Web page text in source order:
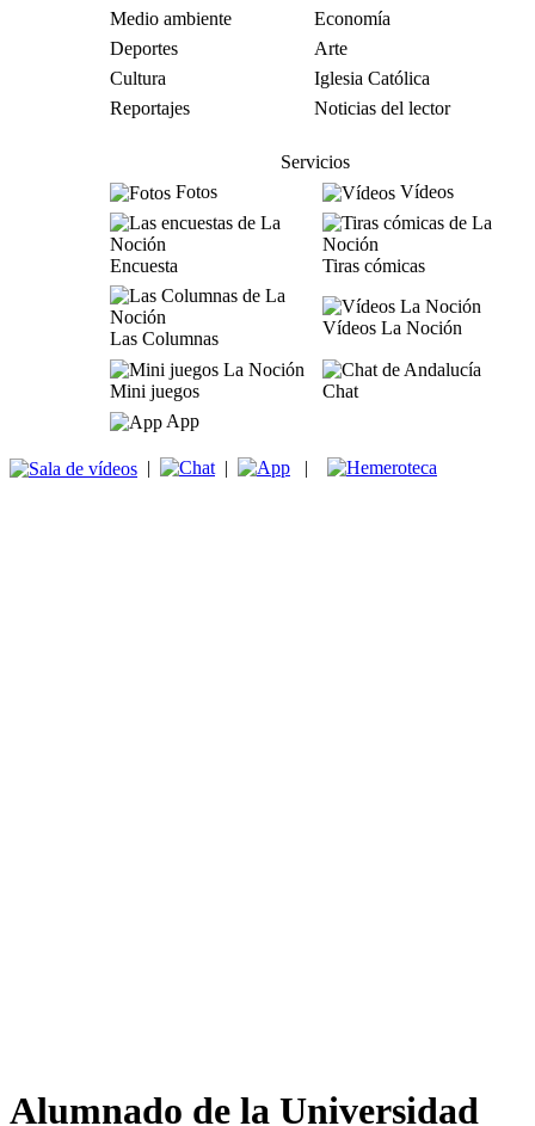
Medio ambiente
Economía
Deportes
Arte
Cultura
Iglesia Católica
Reportajes
Noticias del lector
Servicios
Fotos
Vídeos
Encuesta Tiras cómicas
Las Columnas
Vídeos La Noción
Mini juegos
Chat
App
| | |
Alumnado de la Universidad